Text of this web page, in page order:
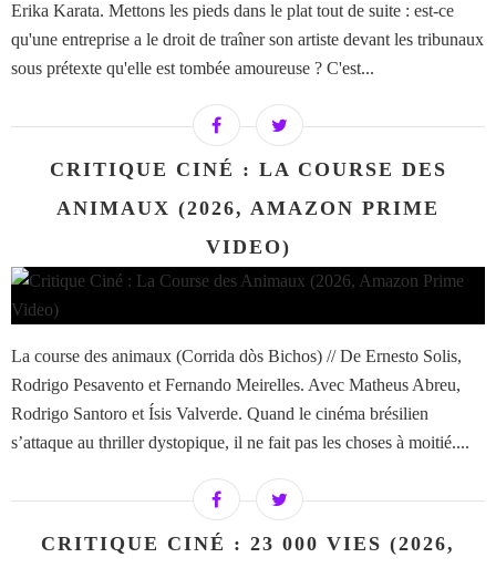
Erika Karata. Mettons les pieds dans le plat tout de suite : est-ce
qu'une entreprise a le droit de traîner son artiste devant les tribunaux
sous prétexte qu'elle est tombée amoureuse ? C'est...
CRITIQUE CINÉ : LA COURSE DES
ANIMAUX (2026, AMAZON PRIME
VIDEO)
La course des animaux (Corrida dòs Bichos) // De Ernesto Solis,
Rodrigo Pesavento et Fernando Meirelles. Avec Matheus Abreu,
Rodrigo Santoro et Ísis Valverde. Quand le cinéma brésilien
s’attaque au thriller dystopique, il ne fait pas les choses à moitié....
CRITIQUE CINÉ : 23 000 VIES (2026,